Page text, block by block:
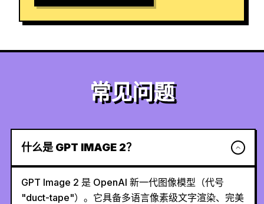
常见问题
什么是 GPT IMAGE 2？
GPT Image 2 是 OpenAI 新一代图像模型（代号
"duct-tape"）。它具备多语言像素级文字渲染、完美